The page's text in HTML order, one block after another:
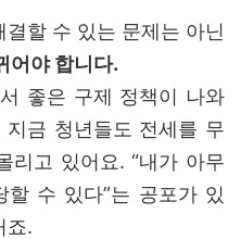
할 수 있는 문제는 아닌
어야 합니다.
좋은 구제 정책이 나와
금 청년들도 전세를 무
리고 있어요. “내가 아무
할 수 있다”는 공포가 있
죠.